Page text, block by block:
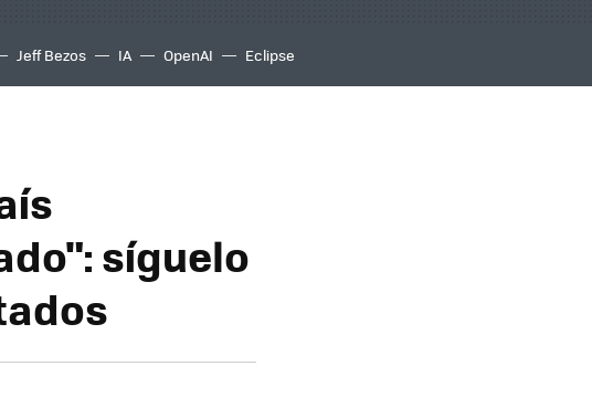
Jeff Bezos IA OpenAI Eclipse
síguelo